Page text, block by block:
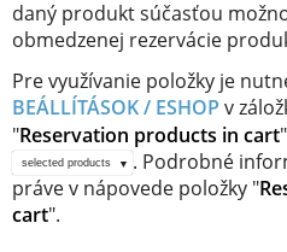
daný produkt súčasťou
obmedzenej rezervácie
Pre využívanie položky je
BEÁLLÍTÁSOK / ESHOP v
"Reservation products in cart
selected products
. Podrobné
práve v nápovede položky "
cart".